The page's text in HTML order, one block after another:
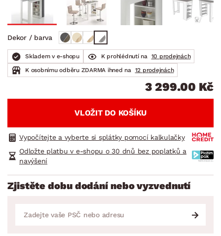
Dekor / barva
Skladem v e-shopu K prohlédnutí na
10 prodejnách
K osobnímu odběru ZDARMA ihned na
12 prodejnách
3 299.00 Kč
VLOŽIT DO KOŠÍKU
Vypočítejte a vyberte si splátky pomocí kalkulačky
Odložte platbu v e-shopu o 30 dnů bez poplatků a
navýšení
Zjistěte dobu dodání nebo vyzvednutí